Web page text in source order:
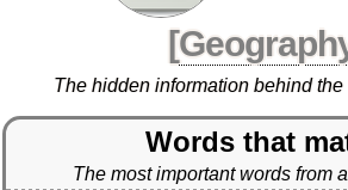
[
The hidden information behind the
Words that
The most important words from